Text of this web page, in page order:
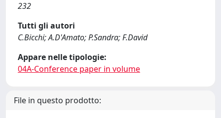
232
Tutti gli autori
C.Bicchi; A.D'Amato; P.Sandra; F.David
Appare nelle tipologie:
04A-Conference paper in volume
File in questo prodotto: